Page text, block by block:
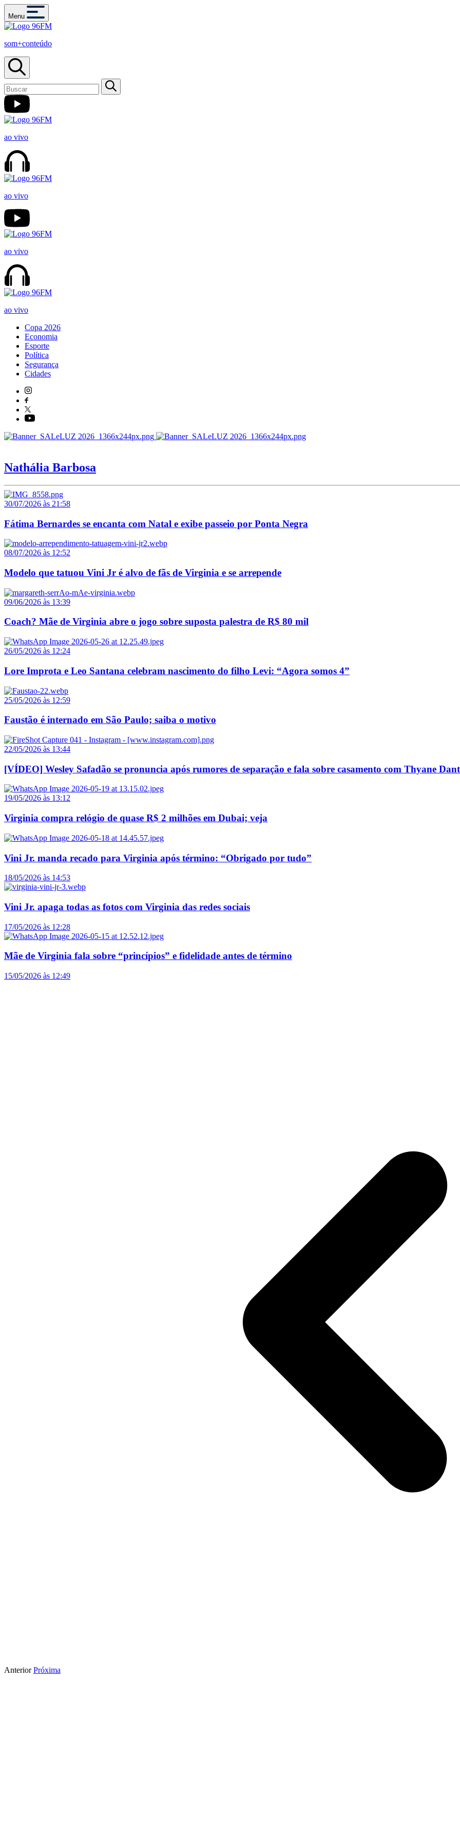
Menu
som+conteúdo
ao vivo
ao vivo
ao vivo
ao vivo
Copa 2026
Economia
Esporte
Política
Segurança
Cidades
Nathália Barbosa
30/07/2026 às 21:58
Fátima Bernardes se encanta com Natal e exibe passeio por Ponta Negra
08/07/2026 às 12:52
Modelo que tatuou Vini Jr é alvo de fãs de Virginia e se arrepende
09/06/2026 às 13:39
Coach? Mãe de Virginia abre o jogo sobre suposta palestra de R$ 80 mil
26/05/2026 às 12:24
Lore Improta e Leo Santana celebram nascimento do filho Levi: “Agora somos 4”
25/05/2026 às 12:59
Faustão é internado em São Paulo; saiba o motivo
22/05/2026 às 13:44
[VÍDEO] Wesley Safadão se pronuncia após rumores de separação e fala sobre casamento com Thyane
19/05/2026 às 13:12
Virginia compra relógio de quase R$ 2 milhões em Dubai; veja
Vini Jr. manda recado para Virginia após término: “Obrigado por tudo”
18/05/2026 às 14:53
Vini Jr. apaga todas as fotos com Virginia das redes sociais
17/05/2026 às 12:28
Mãe de Virginia fala sobre “princípios” e fidelidade antes de término
15/05/2026 às 12:49
AnteriorPróxima